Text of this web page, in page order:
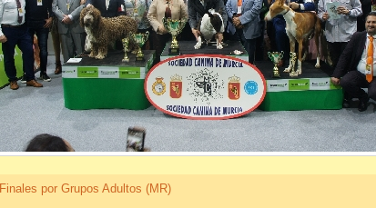
Finales por Grupos Adultos (MR)